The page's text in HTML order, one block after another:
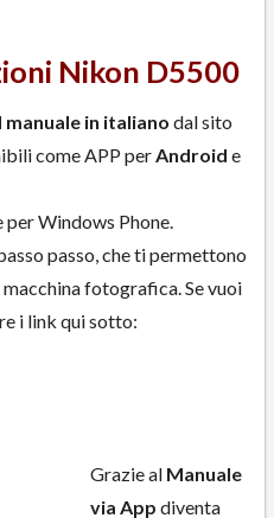
Nikon D5500
in italiano dal sito
come APP perAndroid e
per Windows Phone.
passo, che ti permettono
fotografica. Se vuoi
i link qui sotto:
Grazie al Manuale
via App diventa